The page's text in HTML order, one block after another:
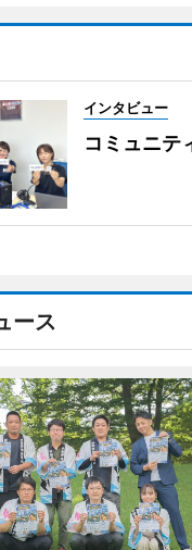
インタビュー
コミュニテ
ース